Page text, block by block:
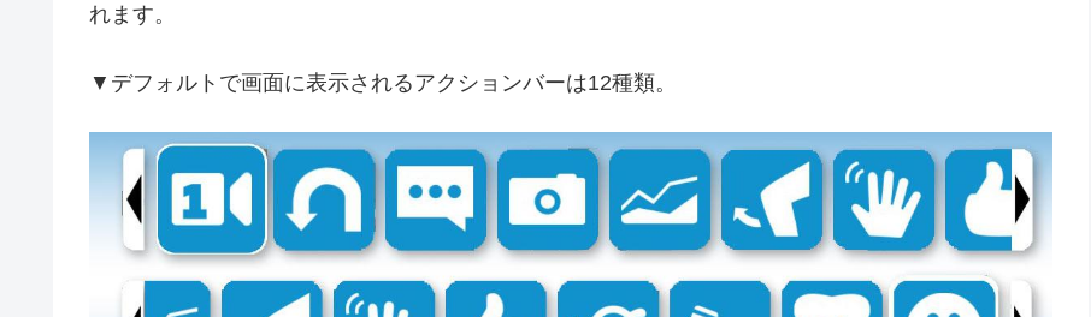
れます。
▼デフォルトで画面に表示されるアクションバーは12種類。